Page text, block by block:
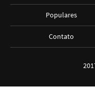
Populares
Contato